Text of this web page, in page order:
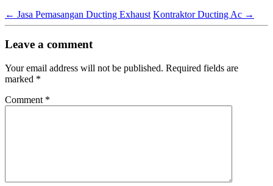
← Jasa Pemasangan Ducting Exhaust Kontraktor Ducting Ac →
Leave a comment
Your email address will not be published. Required fields are
marked *
Comment *